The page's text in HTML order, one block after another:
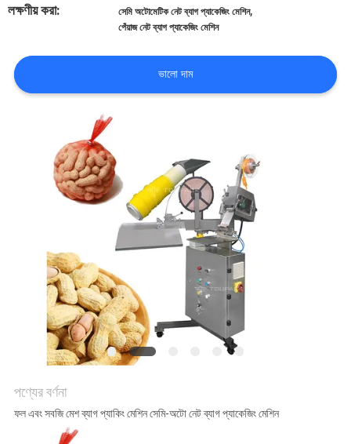
সাথে
যোগাযোগ
একটি
উদ্ধৃতি
অনুরোধ
সাইট
লক্ষণীয় করা:
সেমি অটোমেটিক নেট ব্যাগ প্যাকেজিং মেশিন,
পেঁয়াজ নেট ব্যাগ প্যাকেজিং মেশিন
ভালো দাম
পণ্যের বর্ণনা
ফল এবং সবজি মেশ ব্যাগ প্যাকিং মেশিন সেমি-অটো নেট ব্যাগ প্যাকেজিং মেশিন